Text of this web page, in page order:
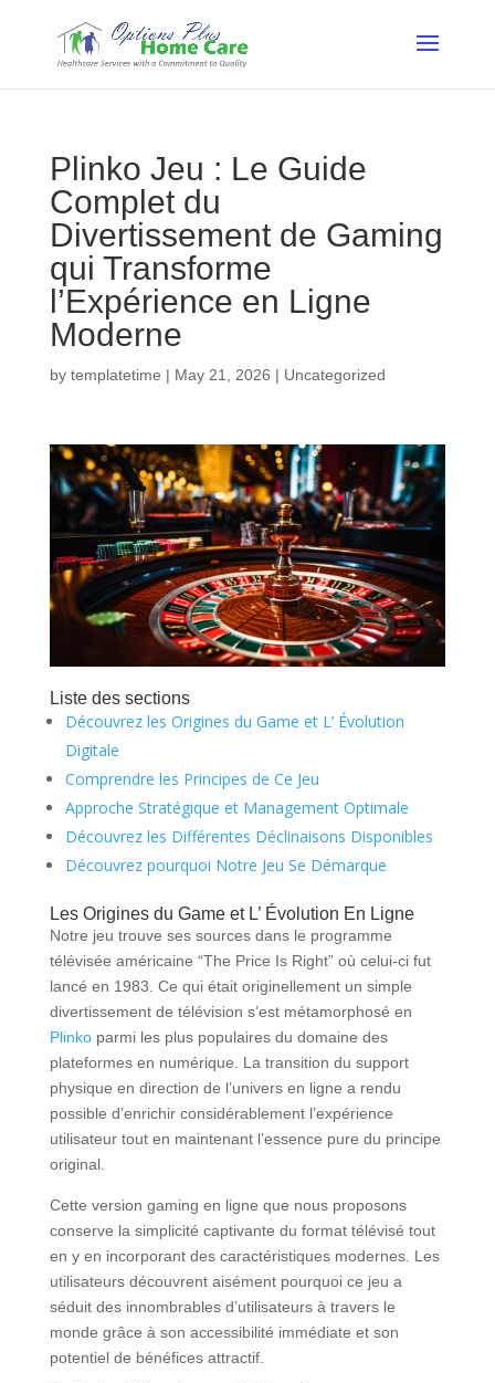
Plinko Jeu : Le Guide
Complet du
Divertissement de Gaming
qui Transforme
l’Expérience en Ligne
Moderne
by templatetime | May 21, 2026 | Uncategorized
Liste des sections
Découvrez les Origines du Game et L’ Évolution
Digitale
Comprendre les Principes de Ce Jeu
Approche Stratégique et Management Optimale
Découvrez les Différentes Déclinaisons Disponibles
Découvrez pourquoi Notre Jeu Se Démarque
Les Origines du Game et L’ Évolution En Ligne
Notre jeu trouve ses sources dans le programme
télévisée américaine “The Price Is Right” où celui-ci fut
lancé en 1983. Ce qui était originellement un simple
divertissement de télévision s’est métamorphosé en
Plinkoparmi les plus populaires du domaine des
plateformes en numérique. La transition du support
physique en direction de l’univers en ligne a rendu
possible d’enrichir considérablement l’expérience
utilisateur tout en maintenant l’essence pure du principe
original.
Cette version gaming en ligne que nous proposons
conserve la simplicité captivante du format télévisé tout
en y en incorporant des caractéristiques modernes. Les
utilisateurs découvrent aisément pourquoi ce jeu a
séduit des innombrables d’utilisateurs à travers le
monde grâce à son accessibilité immédiate et son
potentiel de bénéfices attractif.